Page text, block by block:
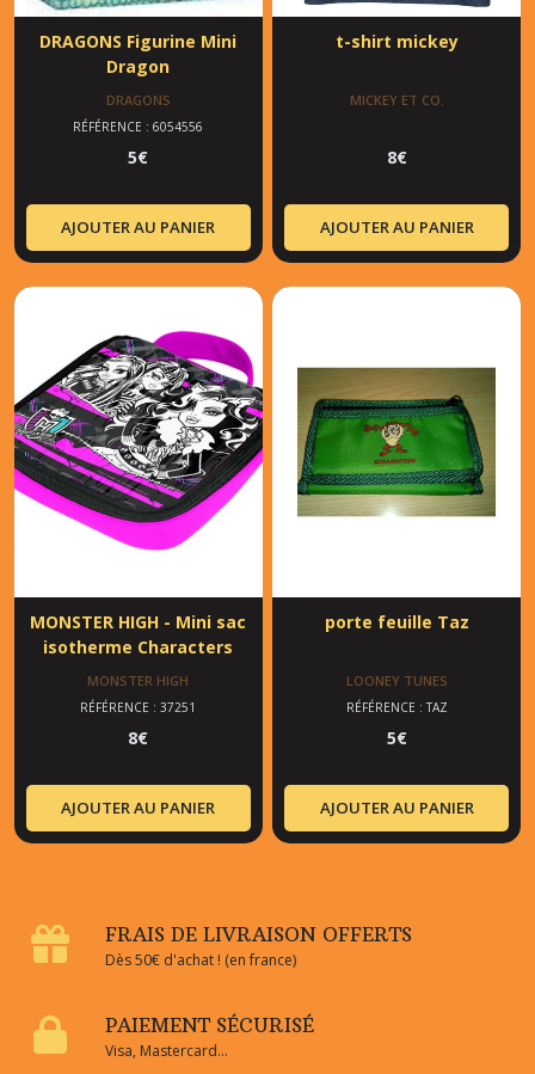
DRAGONS Figurine Mini
Dragon
DRAGONS
RÉFÉRENCE : 6054556
5€
AJOUTER AU PANIER
t-shirt mickey
MICKEY ET CO.
8€
AJOUTER AU PANIER
MONSTER HIGH - Mini sac
isotherme Characters
MONSTER HIGH
RÉFÉRENCE : 37251
8€
AJOUTER AU PANIER
porte feuille Taz
LOONEY TUNES
RÉFÉRENCE : TAZ
5€
AJOUTER AU PANIER
FRAIS DE LIVRAISON OFFERTS
Dès 50€ d'achat ! (en france)
PAIEMENT SÉCURISÉ
Visa, Mastercard...